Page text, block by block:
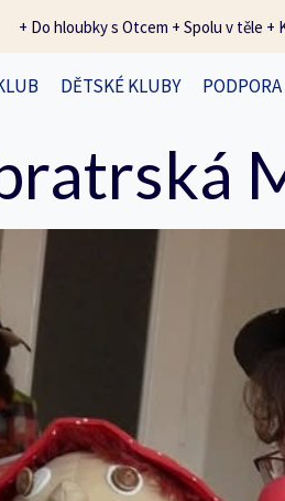
+ Do hloubky s Otcem + Spolu v těle +
DĚTSKÉ KLUBY